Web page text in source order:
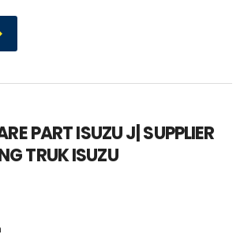
PART ISUZU J| SUPPLIER
TRUK ISUZU